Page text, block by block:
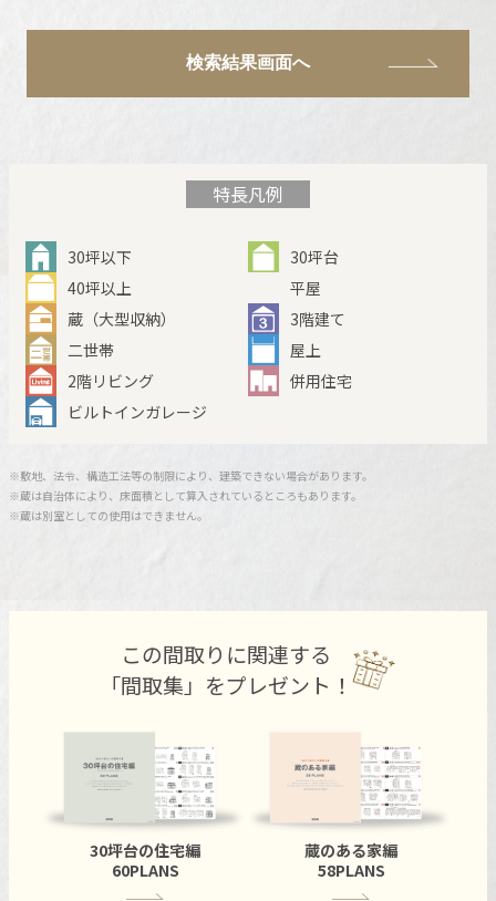
障がい者採用
ウエルネス事業
ミサワアイデンティティ
検索結果画面へ
特長凡例
30坪以下
30坪台
40坪以上
平屋
蔵（大型収納）
3階建て
二世帯
屋上
2階リビング
併用住宅
ビルトインガレージ
※敷地、法令、構造工法等の制限により、建築できない場合があります。
※蔵は自治体により、床面積として算入されているところもあります。
※蔵は別室としての使用はできません。
この間取りに関連する
「間取集」をプレゼント！
30坪台の住宅編
60PLANS
蔵のある家編
58PLANS